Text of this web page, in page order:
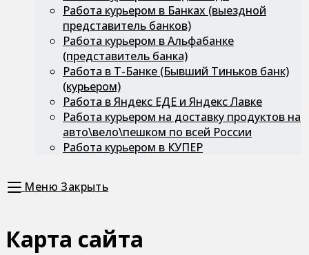
Работа курьером в Банках (выездной
представитель банков)
Работа курьером в Альфабанке
(представитель банка)
Работа в Т-Банке (Бывший Тиньков банк)
(курьером)
Работа в Яндекс ЕДЕ и Яндекс Лавке
Работа курьером на доставку продуктов на
авто\вело\пешком по всей России
Работа курьером в КУПЕР
Меню Закрыть
Карта сайта